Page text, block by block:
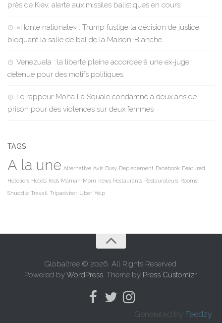
près de Kiev, alerte aux missiles balistiques en cours
«Honte nationale» : Trump fustige la décision de justice
bloquant la salle de bal de la Maison-Blanche
Venezuela : la liberté pleine accordée à une ex-juge
détenue pour des motifs politiques
Le rappeur Moha La Squale condamné à deux ans de
prison pour des violences sur deux femmes
TAGS
A la une Alternative Avis Busy Deplacement Facebook Featured
Hoteliers Hotels Kids Maman Mom news Restaurants Restaurateurs Rooms
Shuddle Travail Tripadvisor Uber Yelp
Globaltree © 2026. All Rights Reserved.
Powered byWordPress. Theme by Press Customizr.
Generated by Feedzy